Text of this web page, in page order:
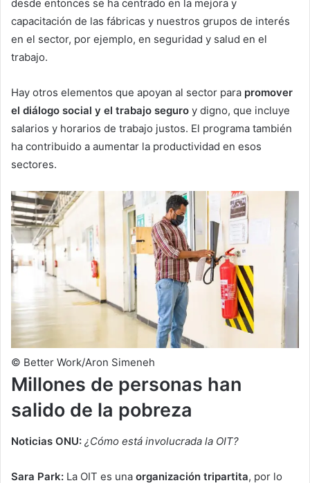
desde entonces se ha centrado en la mejora y
capacitación de las fábricas y nuestros grupos de interés
en el sector, por ejemplo, en seguridad y salud en el
trabajo.
Hay otros elementos que apoyan al sector para promover
el diálogo social y el trabajo seguro y digno, que incluye
salarios y horarios de trabajo justos. El programa también
ha contribuido a aumentar la productividad en esos
sectores.
© Better Work/Aron Simeneh
Millones de personas han
salido de la pobreza
Noticias ONU: ¿Cómo está involucrada la OIT?
Sara Park: La OIT es una organización tripartita, por lo